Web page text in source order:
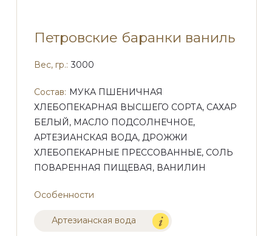
Петровские баранки ваниль
Вес, гр.: 3000
Состав: МУКА ПШЕНИЧНАЯ
ХЛЕБОПЕКАРНАЯ ВЫСШЕГО СОРТА, САХАР
БЕЛЫЙ, МАСЛО ПОДСОЛНЕЧНОЕ,
АРТЕЗИАНСКАЯ ВОДА, ДРОЖЖИ
ХЛЕБОПЕКАРНЫЕ ПРЕССОВАННЫЕ, СОЛЬ
ПОВАРЕННАЯ ПИЩЕВАЯ, ВАНИЛИН
Особенности
Артезианская вода